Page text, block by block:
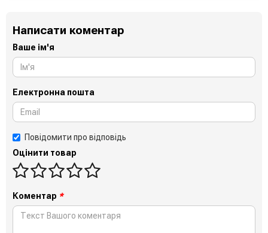
Написати коментар
Ваше ім'я
Електронна пошта
Повідомити про відповідь
Оцінити товар
Коментар *